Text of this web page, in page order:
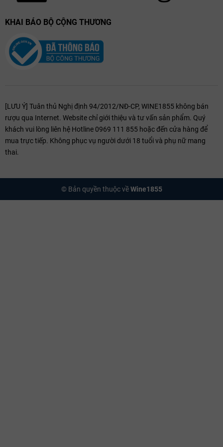
KHAI BÁO BỘ CỘNG THƯƠNG
[LƯU Ý] Tuân thủ Nghị định 94/2012/NĐ-CP, WINE1855 không bán
rượu qua Internet. Website chỉ giới thiệu và tư vấn sản phẩm. Quý
khách vui lòng liên hệ Hotline 0969 111 855 hoặc đến cửa hàng để
mua trực tiếp. Không phục vụ người dưới 18 tuổi và phụ nữ mang
thai.
© Bản quyền thuộc vềWine1855